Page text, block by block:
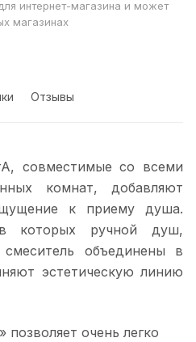
интернет-магазина и может
магазинах
Отзывы
совместимые со всеми
комнат, добавляют
к приему душа.
которых ручной душ,
объединены в
эстетическую линию
позволяет очень легко